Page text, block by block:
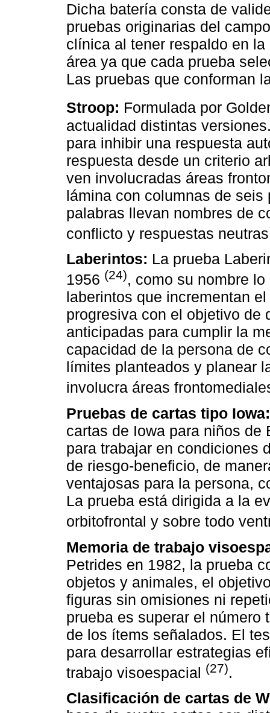
Dicha batería consta de
pruebas originarias del
clínica al tener respaldo en
área ya que cada prueba
Las pruebas que conforman
Stroop: Formulada por
actualidad distintas
para inhibir una respuesta
respuesta desde un criterio
ven involucradas áreas
lámina con columnas de
palabras llevan nombres de
conflicto y respuestas
Laberintos: La prueba
1956 (24), como su nombre
laberintos que incrementan
progresiva con el objetivo de
anticipadas para cumplir la
capacidad de la persona de
límites planteados y planear
involucra áreas
Pruebas de cartas tipo Iowa:
cartas de Iowa para niños de
para trabajar en condiciones
de riesgo-beneficio, de
ventajosas para la persona,
La prueba está dirigida a la
orbitofrontal y sobre todo
Memoria de trabajo
Petrides en 1982, la prueba
objetos y animales, el
figuras sin omisiones ni
prueba es superar el número
de los ítems señalados. El
para desarrollar estrategias
trabajo visoespacial (27).
Clasificación de cartas de